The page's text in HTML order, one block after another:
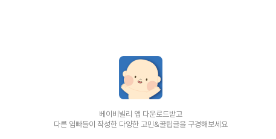
베이비빌리 앱 다운로드받고
다른 엄빠들이 작성한 다양한 고민&꿀팁글을 구경해보세요